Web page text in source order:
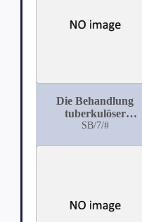
Die Behandlung
tuberkulöser
Affektionen mit Peru-
SB/7/#